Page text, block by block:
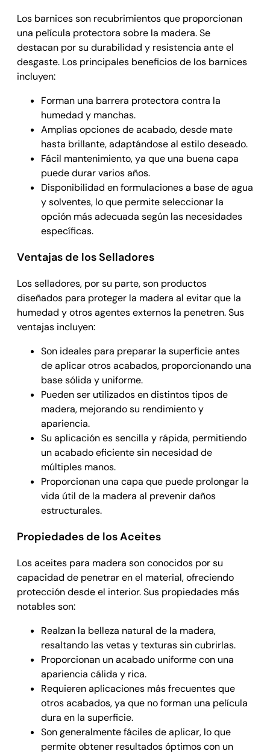
Los barnices son recubrimientos que proporcionan
una película protectora sobre la madera. Se
destacan por su durabilidad y resistencia ante el
desgaste. Los principales beneficios de los barnices
incluyen:
Forman una barrera protectora contra la
humedad y manchas.
Amplias opciones de acabado, desde mate
hasta brillante, adaptándose al estilo deseado.
Fácil mantenimiento, ya que una buena capa
puede durar varios años.
Disponibilidad en formulaciones a base de agua
y solventes, lo que permite seleccionar la
opción más adecuada según las necesidades
específicas.
Ventajas de los Selladores
Los selladores, por su parte, son productos
diseñados para proteger la madera al evitar que la
humedad y otros agentes externos la penetren. Sus
ventajas incluyen:
Son ideales para preparar la superficie antes
de aplicar otros acabados, proporcionando una
base sólida y uniforme.
Pueden ser utilizados en distintos tipos de
madera, mejorando su rendimiento y
apariencia.
Su aplicación es sencilla y rápida, permitiendo
un acabado eficiente sin necesidad de
múltiples manos.
Proporcionan una capa que puede prolongar la
vida útil de la madera al prevenir daños
estructurales.
Propiedades de los Aceites
Los aceites para madera son conocidos por su
capacidad de penetrar en el material, ofreciendo
protección desde el interior. Sus propiedades más
notables son:
Realzan la belleza natural de la madera,
resaltando las vetas y texturas sin cubrirlas.
Proporcionan un acabado uniforme con una
apariencia cálida y rica.
Requieren aplicaciones más frecuentes que
otros acabados, ya que no forman una película
dura en la superficie.
Son generalmente fáciles de aplicar, lo que
permite obtener resultados óptimos con un